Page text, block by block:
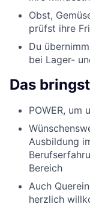
Obst,
prüfst ihre
Du
bei Lager-
Das
POWER, um
Ausbildung
Bereich
Auch
herzlich